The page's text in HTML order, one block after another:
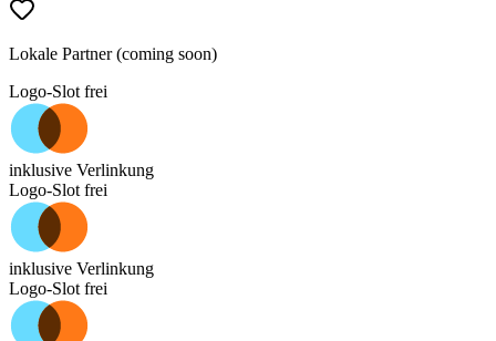
Lokale Partner (coming soon)
Logo-Slot frei
inklusive Verlinkung
Logo-Slot frei
inklusive Verlinkung
Logo-Slot frei